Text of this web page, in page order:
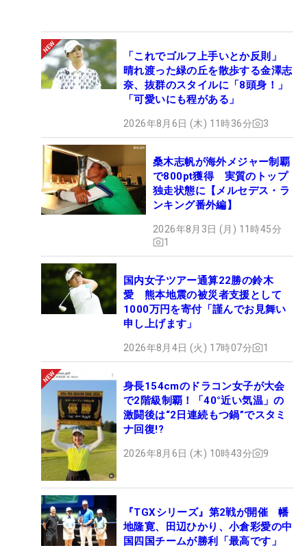
「これでゴルフ上手いとか反則」
晴れ渡った緑の丘を散歩する金澤志
奈、抜群のスタイルに「8頭身！」
「可愛いにも程がある」
2026年8月6日 (木) 11時36分 3
桑木志帆が海外メジャー制覇
で800pt獲得 実質のトップ
独走状態に【メルセデス・ラ
ンキング番外編】
2026年8月3日 (月) 11時45分
1
国内女子ツアー通算22勝の鈴木
愛 熊本地震の被災者支援として
1000万円を寄付「謹んでお見舞い
申し上げます」
2026年8月4日 (火) 17時07分 1
身長154cmのドラコン女子が大会
で2階級制覇！「40°近い気温」の
激闘後は“2日連続もつ鍋”でスタミ
ナ回復!?
2026年8月6日 (木) 10時43分 9
『TGXシリーズ』第2戦が開催 幡
地隆寛、田辺ひかり、小倉彩愛の中
国四国チームが勝利「最高です」